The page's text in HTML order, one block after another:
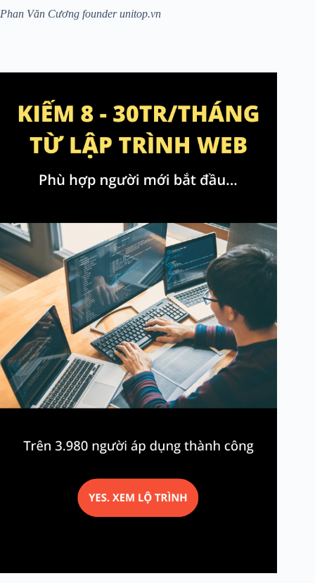
Phan Văn Cương founder unitop.vn